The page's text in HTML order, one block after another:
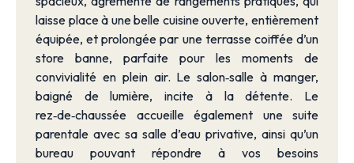
laisse place à une belle cuisine ouverte, entièrement
équipée, et prolongée par une terrasse coiffée d’un
store banne, parfaite pour les moments de
convivialité en plein air. Le salon‑salle à manger,
baigné de lumière, incite à la détente. Le
rez‑de‑chaussée accueille également une suite
parentale avec sa salle d’eau privative, ainsi qu’un
bureau pouvant répondre à vos besoins